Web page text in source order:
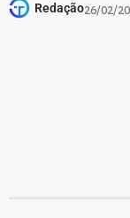
Redação26/02/